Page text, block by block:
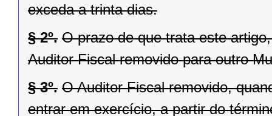
exceda a trinta dias.
§ 2º. O prazo de que trata este
Auditor Fiscal removido para outro
§ 3º. O Auditor Fiscal removido,
entrar em exercício, a partir do